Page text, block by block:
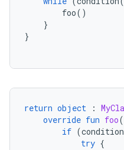
foo()
}
}
return object :
override fun foo
if (condition
try {